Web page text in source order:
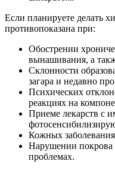
Если планируете делать
противопоказана при:
Обострении
вынашивания, а
Склонности
загара и недавно
Психических
реакциях на
Приеме лекарств с
Кожных
Нарушении покрова
проблемах.